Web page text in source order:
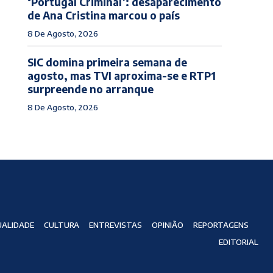
de Ana Cristina marcou o país
8 De Agosto, 2026
SIC domina primeira semana de
agosto, mas TVI aproxima-se e RTP1
surpreende no arranque
8 De Agosto, 2026
CULTURA ENTREVISTAS OPINIÃO
REPORTAGENS
EDITORIAL